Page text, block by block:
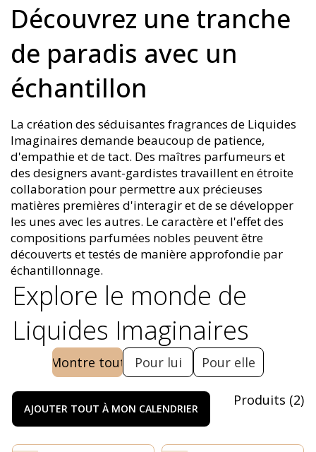
Découvrez une tranche
de paradis avec un
échantillon
La création des séduisantes fragrances de Liquides
Imaginaires demande beaucoup de patience,
d'empathie et de tact. Des maîtres parfumeurs et
des designers avant-gardistes travaillent en étroite
collaboration pour permettre aux précieuses
matières premières d'interagir et de se développer
les unes avec les autres. Le caractère et l'effet des
compositions parfumées nobles peuvent être
découverts et testés de manière approfondie par
échantillonnage.
Explore le monde de
Liquides Imaginaires
Montre tout Pour lui Pour elle
AJOUTER TOUT À MON CALENDRIER
Produits (2)